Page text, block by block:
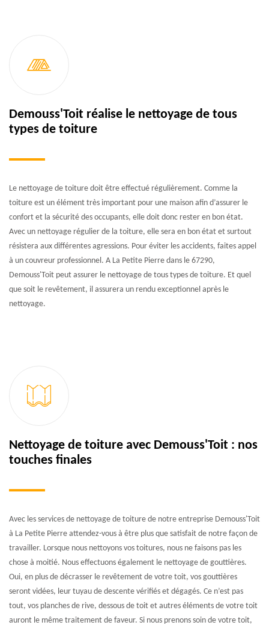
Demouss'Toit réalise le nettoyage de tous
types de toiture
Le nettoyage de toiture doit être effectué régulièrement. Comme la
toiture est un élément très important pour une maison afin d’assurer le
confort et la sécurité des occupants, elle doit donc rester en bon état.
Avec un nettoyage régulier de la toiture, elle sera en bon état et surtout
résistera aux différentes agressions. Pour éviter les accidents, faites appel
à un couvreur professionnel. A La Petite Pierre dans le 67290,
Demouss'Toit peut assurer le nettoyage de tous types de toiture. Et quel
que soit le revêtement, il assurera un rendu exceptionnel après le
nettoyage.
Nettoyage de toiture avec Demouss'Toit : nos
touches finales
Avec les services de nettoyage de toiture de notre entreprise Demouss'Toit
à La Petite Pierre attendez-vous à être plus que satisfait de notre façon de
travailler. Lorsque nous nettoyons vos toitures, nous ne faisons pas les
chose à moitié. Nous effectuons également le nettoyage de gouttières.
Oui, en plus de décrasser le revêtement de votre toit, vos gouttières
seront vidées, leur tuyau de descente vérifiés et dégagés. Ce n’est pas
tout, vos planches de rive, dessous de toit et autres éléments de votre toit
auront le même traitement de faveur. Si nous prenons soin de votre toit,